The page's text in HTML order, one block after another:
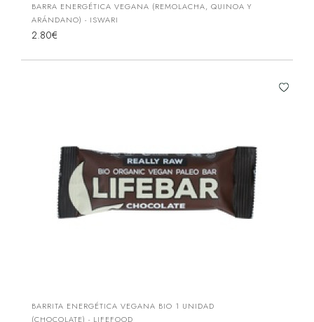
BARRA ENERGÉTICA VEGANA (REMOLACHA, QUINOA Y
ARÁNDANO) - ISWARI
2.80€
BARRITA ENERGÉTICA VEGANA BIO 1 UNIDAD
(CHOCOLATE) - LIFEFOOD